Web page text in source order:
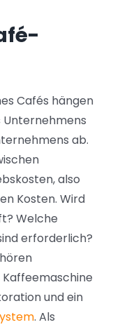
Cafés hängen
ab.
also
Kosten. Wird
Welche
erforderlich?
Kaffeemaschine
und ein
. Als